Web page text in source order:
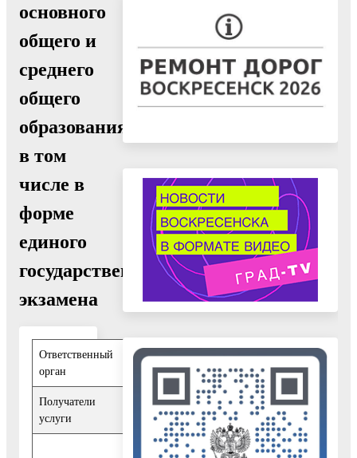
основного
общего и
среднего
общего
образования,
в том
числе в
форме
единого
государственного
экзамена
Ответственный
орган
Управление
образования
Получатели
услуги
Физические лица,
Юридические лица